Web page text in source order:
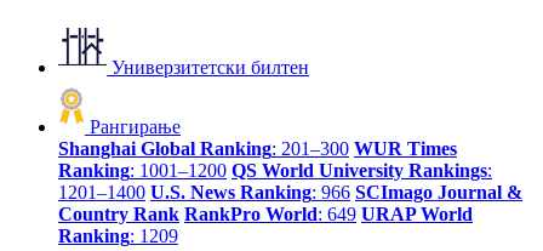
Универзитетски билтен
Рангирање
Shanghai Global Ranking: 201–300 WUR Times
Ranking: 1001–1200 QS World University Rankings:
1201–1400 U.S. News Ranking: 966 SCImago Journal &
Country Rank RankPro World: 649 URAP World
Ranking: 1209